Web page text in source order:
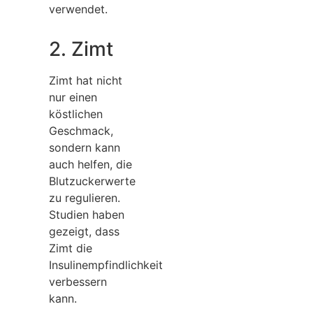
verwendet.
2. Zimt
Zimt hat nicht
nur einen
köstlichen
Geschmack,
sondern kann
auch helfen, die
Blutzuckerwerte
zu regulieren.
Studien haben
gezeigt, dass
Zimt die
Insulinempfindlichkeit
verbessern
kann.